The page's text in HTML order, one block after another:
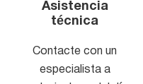
Asistencia
técnica
Contacte con un
especialista a